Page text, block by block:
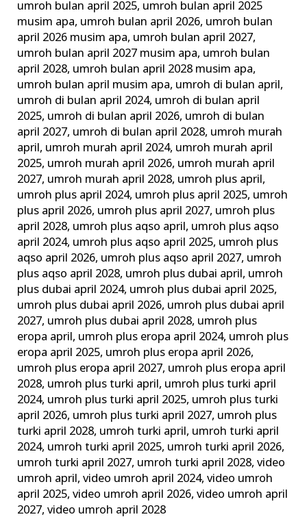
umroh bulan april 2025, umroh bulan april 2025
musim apa, umroh bulan april 2026, umroh bulan
april 2026 musim apa, umroh bulan april 2027,
umroh bulan april 2027 musim apa, umroh bulan
april 2028, umroh bulan april 2028 musim apa,
umroh bulan april musim apa, umroh di bulan april,
umroh di bulan april 2024, umroh di bulan april
2025, umroh di bulan april 2026, umroh di bulan
april 2027, umroh di bulan april 2028, umroh murah
april, umroh murah april 2024, umroh murah april
2025, umroh murah april 2026, umroh murah april
2027, umroh murah april 2028, umroh plus april,
umroh plus april 2024, umroh plus april 2025, umroh
plus april 2026, umroh plus april 2027, umroh plus
april 2028, umroh plus aqso april, umroh plus aqso
april 2024, umroh plus aqso april 2025, umroh plus
aqso april 2026, umroh plus aqso april 2027, umroh
plus aqso april 2028, umroh plus dubai april, umroh
plus dubai april 2024, umroh plus dubai april 2025,
umroh plus dubai april 2026, umroh plus dubai april
2027, umroh plus dubai april 2028, umroh plus
eropa april, umroh plus eropa april 2024, umroh plus
eropa april 2025, umroh plus eropa april 2026,
umroh plus eropa april 2027, umroh plus eropa april
2028, umroh plus turki april, umroh plus turki april
2024, umroh plus turki april 2025, umroh plus turki
april 2026, umroh plus turki april 2027, umroh plus
turki april 2028, umroh turki april, umroh turki april
2024, umroh turki april 2025, umroh turki april 2026,
umroh turki april 2027, umroh turki april 2028,video
umroh april,video umroh april 2024,video umroh
april 2025,video umroh april 2026,video umroh april
2027,video umroh april 2028